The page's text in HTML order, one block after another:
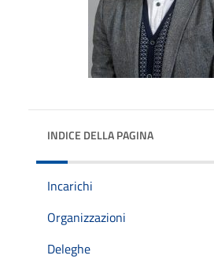
INDICE DELLA PAGINA
Incarichi
Organizzazioni
Deleghe